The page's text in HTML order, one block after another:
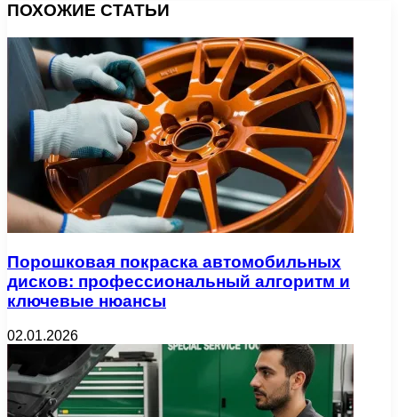
ПОХОЖИЕ СТАТЬИ
Порошковая покраска автомобильных
дисков: профессиональный алгоритм и
ключевые нюансы
02.01.2026